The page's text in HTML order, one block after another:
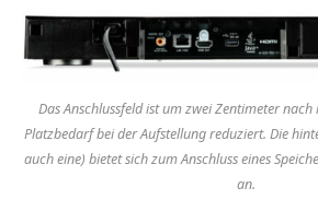
Das Anschlussfeld ist um zwei Zentimeter
Platzbedarf bei der Aufstellung reduziert. Die
auch eine) bietet sich zum Anschluss eines
an.